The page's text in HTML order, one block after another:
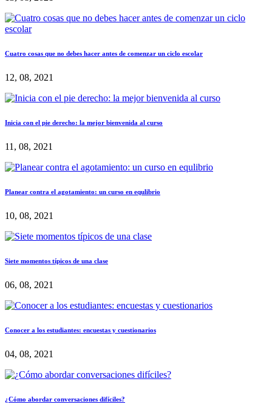
Cuatro cosas que no debes hacer antes de comenzar un ciclo escolar
12, 08, 2021
Inicia con el pie derecho: la mejor bienvenida al curso
11, 08, 2021
Planear contra el agotamiento: un curso en equlibrio
10, 08, 2021
Siete momentos típicos de una clase
06, 08, 2021
Conocer a los estudiantes: encuestas y cuestionarios
04, 08, 2021
¿Cómo abordar conversaciones difíciles?